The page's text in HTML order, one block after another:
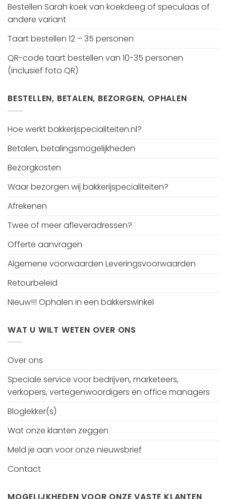
Bestellen Sarah koek van koekdeeg of speculaas of
andere variant
Taart bestellen 12 – 35 personen
QR-code taart bestellen van 10-35 personen
(inclusief foto QR)
BESTELLEN, BETALEN, BEZORGEN, OPHALEN
Hoe werkt bakkerijspecialiteiten.nl?
Betalen, betalingsmogelijkheden
Bezorgkosten
Waar bezorgen wij bakkerijspecialiteiten?
Afrekenen
Twee of meer afleveradressen?
Offerte aanvragen
Algemene voorwaarden Leveringsvoorwaarden
Retourbeleid
Nieuw!!! Ophalen in een bakkerswinkel
WAT U WILT WETEN OVER ONS
Over ons
Speciale service voor bedrijven, marketeers,
verkopers, vertegenwoordigers en office managers
Bloglekker(s)
Wat onze klanten zeggen
Meld je aan voor onze nieuwsbrief
Contact